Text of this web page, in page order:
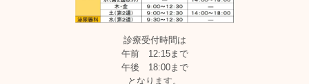
診療受付時間は
午前 12:15まで
午後 18:00まで
となります。